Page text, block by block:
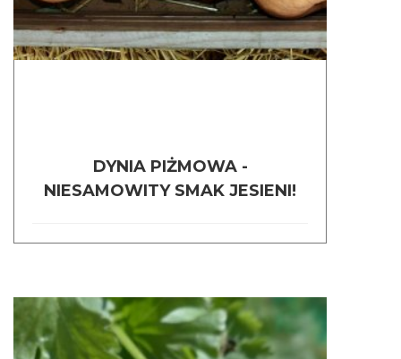
DYNIA PIŻMOWA -
NIESAMOWITY SMAK JESIENI!